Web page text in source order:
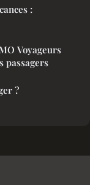
:
Voyageurs
passagers
?